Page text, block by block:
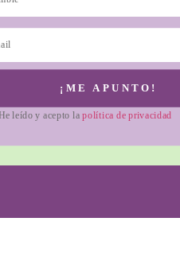
leído y acepto lapolítica de privacidad
¡ME APUNTO!